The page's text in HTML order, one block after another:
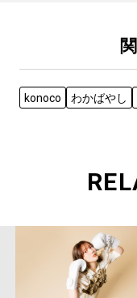
konoco わかばやし